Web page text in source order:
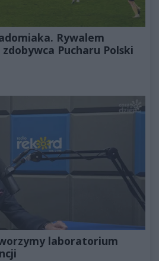
Rywalem
Pucharu Polski
laboratorium